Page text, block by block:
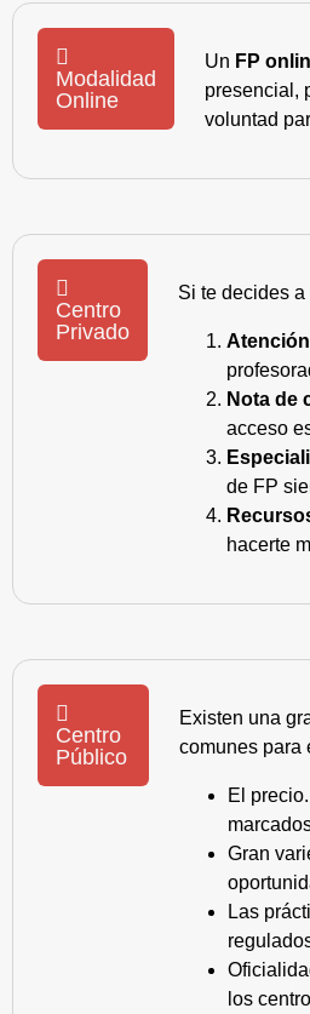
Modalidad
Online
Un FP
presencial,
voluntad
Centro
Privado
Si te decides
Nota de
acceso
de FP
hacerte
Centro
Público
Existen una
comunes para
El
Gran
Las
los